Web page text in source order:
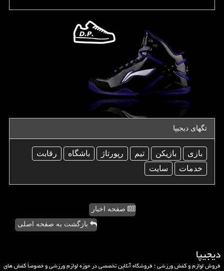
تگهای دیجیپا
بازی بازیكن تیم رپورتاژ باشگاه
رقابت
خدمات
سایت
صفحه اخبار
بازگشت به صفحه اصلی
دیجیپا
فروش لوازم و کفش ورزشی ؛ فروشگاه آنلاین تخصصی در حوزه لوازم ورزشی و خصوصاً کفش های